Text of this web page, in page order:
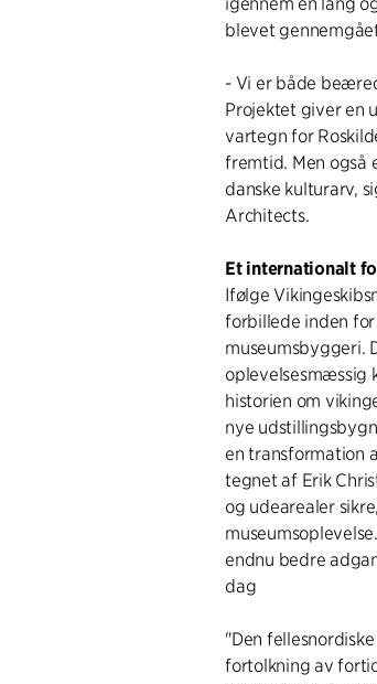
blevet
- Vi er både
Projektet giver en
vartegn for
fremtid. Men også
danske kulturarv,
Architects.
Et internationalt
Ifølge
forbillede inden
museumsbyggeri.
oplevelsesmæssig
historien om
nye
en transformation
tegnet af Erik
og udearealer
endnu bedre
dag
"Den
fortolkning av